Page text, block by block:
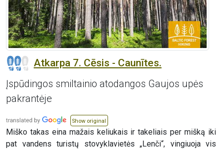
Atkarpa 7. Cēsis - Caunītes.
Įspūdingos smiltainio atodangos Gaujos upės
pakrantėje
Show original
Miško takas eina mažais keliukais ir takeliais per mišką iki
pat vandens turistų stovyklavietės „Lenči“, vingiuoja vis